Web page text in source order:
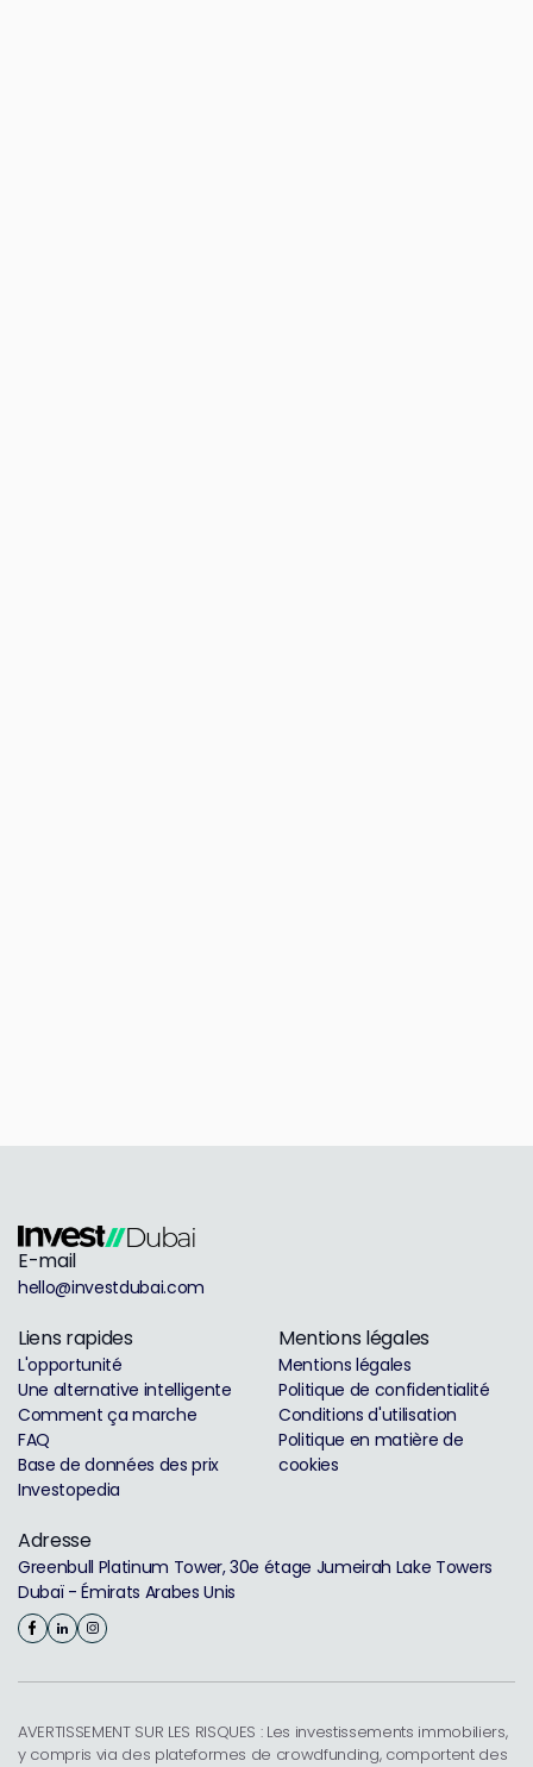
E-mail
hello@investdubai.com
Liens rapides
L'opportunité
Une alternative intelligente
Comment ça marche
FAQ
Base de données des prix
Investopedia
Mentions légales
Mentions légales
Politique de confidentialité
Conditions d'utilisation
Politique en matière de
cookies
Adresse
Greenbull Platinum Tower, 30e étage Jumeirah Lake Towers
Dubaï - Émirats Arabes Unis
AVERTISSEMENT SUR LES RISQUES : Les investissements immobiliers,
y compris via des plateformes de crowdfunding, comportent des